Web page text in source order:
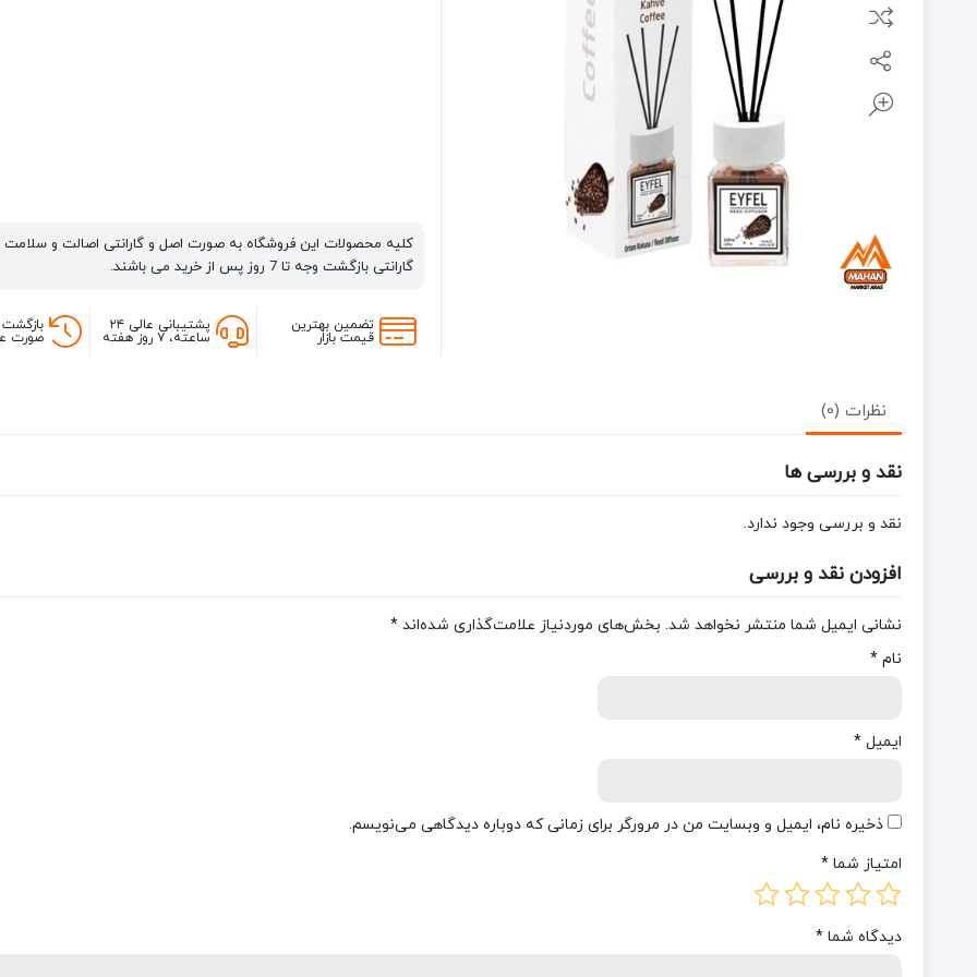
کلیه محصولات این فروشگاه به صورت اصل و گارانتی اصالت و
گارانتی بازگشت وجه تا 7 روز پس از خرید می باشند.
تضمین بهترین
قیمت بازار
پشتیبانی عالی ۲۴
ساعته، ۷ روز هفته صورت
نظرات (0)
نقد و بررسی ها
نقد و بررسی وجود ندارد.
افزودن نقد و بررسی
نشانی ایمیل شما منتشر نخواهد شد. بخش‌های موردنیاز علامت‌گذاری شده‌اند *
نام *
ایمیل *
ذخیره نام، ایمیل و وبسایت من در مرورگر برای زمانی که دوباره دیدگاهی می‌نویسم.
امتیاز شما *
دیدگاه شما *